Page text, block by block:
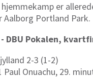
er
Aalborg Portland Park.
DBU Pokalen,
2-3 (1-2)
Paul Onuachu, 29.